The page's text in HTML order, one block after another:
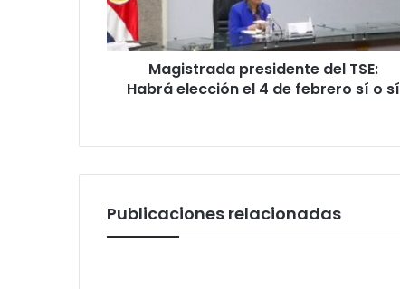
el
4
de
Magistrada presidente del TSE:
Habrá elección el 4 de febrero sí o sí
Publicaciones relacionadas